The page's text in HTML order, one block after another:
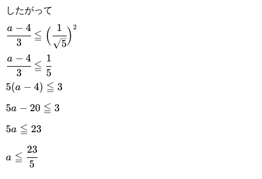
したがって
\cfrac{a-4}
{3}\leqq\Big(\cfrac{1}
{\sqrt{5}}\Big)^2
3
a − 4
≦ ( 5
1 ) 2
\cfrac{a-4}
{3}\leqq\cfrac{1}
3
a − 4
≦ 5
1
5(a-
4)\leqq3
5(a − 4) ≦ 3
5a-
20\leqq3
5a − 20 ≦ 3
5a\leqq23
5a ≦ 23
a\leqq\cfrac{23}
a ≦ 5
23